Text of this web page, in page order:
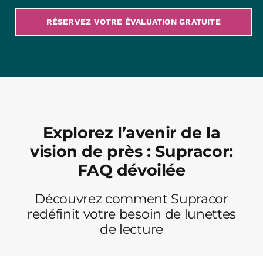
RÉSERVEZ VOTRE ÉVALUATION GRATUITE
Explorez l’avenir de la
vision de près : Supracor:
FAQ dévoilée
Découvrez comment Supracor
redéfinit votre besoin de lunettes
de lecture